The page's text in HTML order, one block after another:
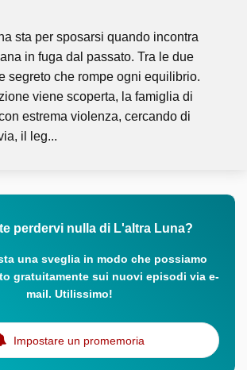
sta per sposarsi quando incontra
in fuga dal passato. Tra le due
segreto che rompe ogni equilibrio.
viene scoperta, la famiglia di
estrema violenza, cercando di
il leg...
perdervi nulla di L'altra Luna?
una sveglia in modo che possiamo
gratuitamente sui nuovi episodi via e-
mail. Utilissimo!
Impostare un promemoria